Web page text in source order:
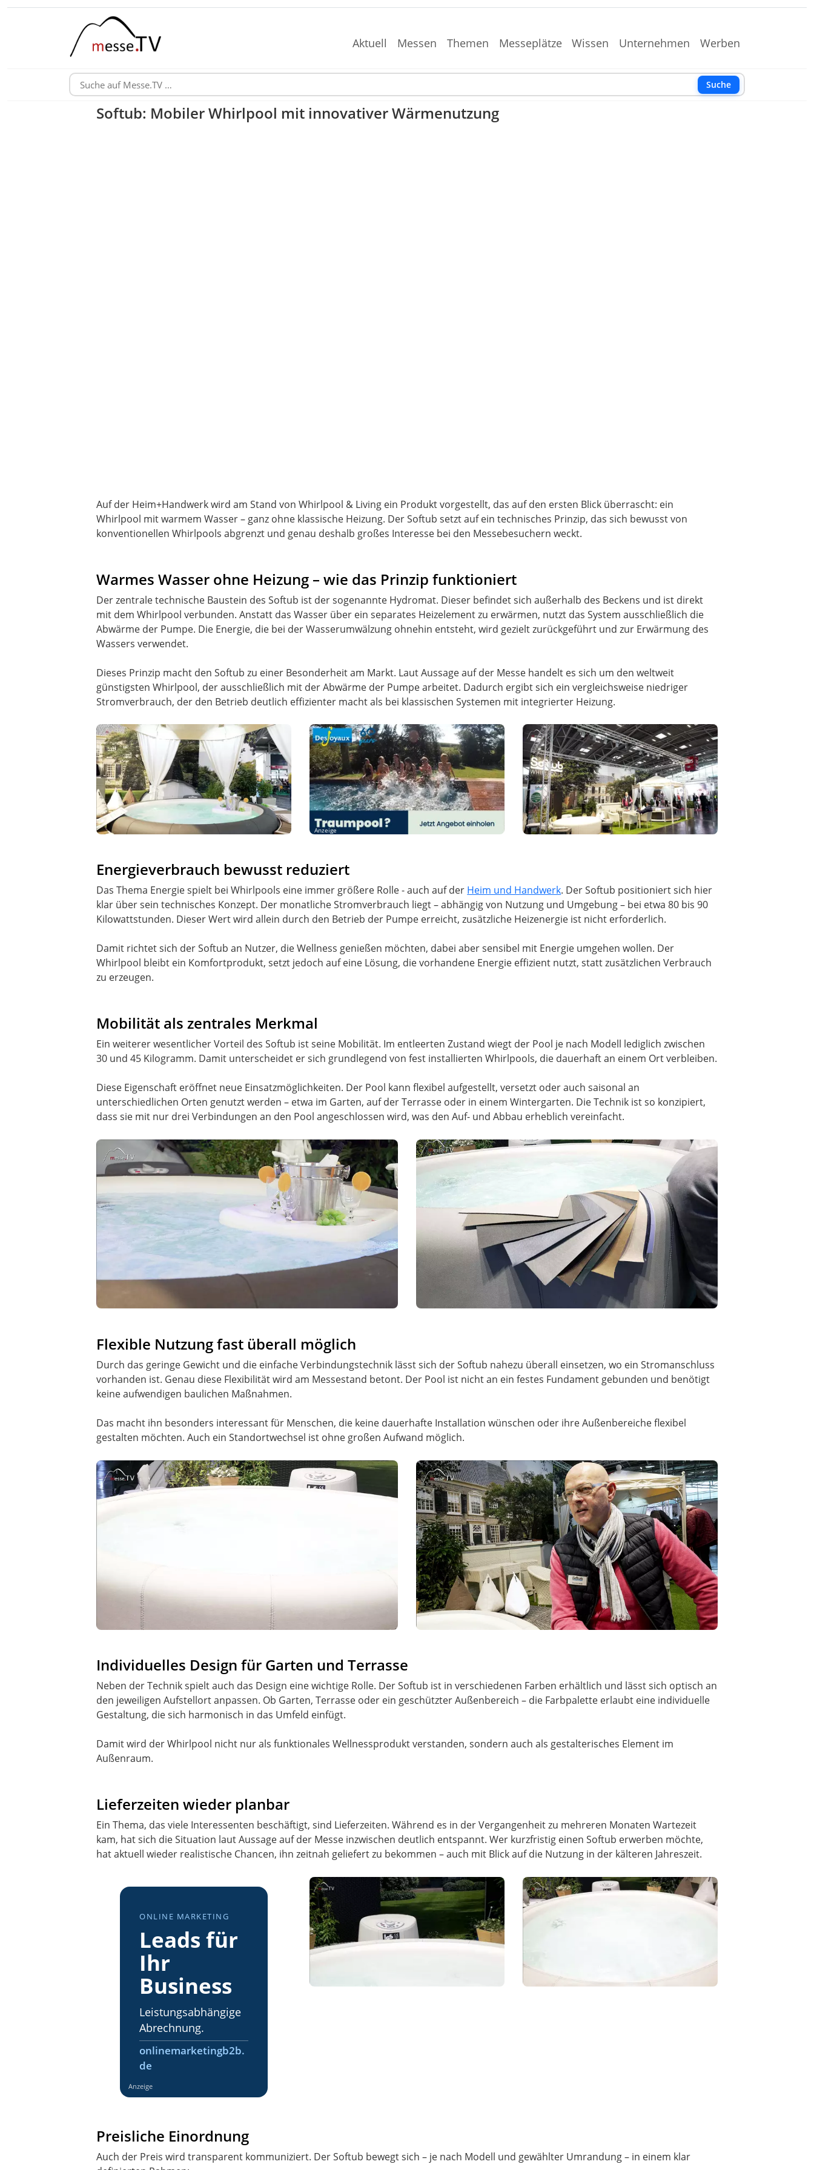
Aktuell Messen Themen Messeplätze Wissen Unternehmen Werben
Suche
Softub: Mobiler Whirlpool mit innovativer Wärmenutzung
Auf der Heim+Handwerk wird am Stand von Whirlpool & Living ein Produkt vorgestellt, das auf den ersten Blick überrascht: ein
Whirlpool mit warmem Wasser – ganz ohne klassische Heizung. Der Softub setzt auf ein technisches Prinzip, das sich bewusst von
konventionellen Whirlpools abgrenzt und genau deshalb großes Interesse bei den Messebesuchern weckt.
Warmes Wasser ohne Heizung – wie das Prinzip funktioniert
Der zentrale technische Baustein des Softub ist der sogenannte Hydromat. Dieser befindet sich außerhalb des Beckens und ist direkt
mit dem Whirlpool verbunden. Anstatt das Wasser über ein separates Heizelement zu erwärmen, nutzt das System ausschließlich die
Abwärme der Pumpe. Die Energie, die bei der Wasserumwälzung ohnehin entsteht, wird gezielt zurückgeführt und zur Erwärmung des
Wassers verwendet.
Dieses Prinzip macht den Softub zu einer Besonderheit am Markt. Laut Aussage auf der Messe handelt es sich um den weltweit
günstigsten Whirlpool, der ausschließlich mit der Abwärme der Pumpe arbeitet. Dadurch ergibt sich ein vergleichsweise niedriger
Stromverbrauch, der den Betrieb deutlich effizienter macht als bei klassischen Systemen mit integrierter Heizung.
Anzeige
Energieverbrauch bewusst reduziert
Das Thema Energie spielt bei Whirlpools eine immer größere Rolle - auch auf der Heim und Handwerk. Der Softub positioniert sich hier
klar über sein technisches Konzept. Der monatliche Stromverbrauch liegt – abhängig von Nutzung und Umgebung – bei etwa 80 bis 90
Kilowattstunden. Dieser Wert wird allein durch den Betrieb der Pumpe erreicht, zusätzliche Heizenergie ist nicht erforderlich.
Damit richtet sich der Softub an Nutzer, die Wellness genießen möchten, dabei aber sensibel mit Energie umgehen wollen. Der
Whirlpool bleibt ein Komfortprodukt, setzt jedoch auf eine Lösung, die vorhandene Energie effizient nutzt, statt zusätzlichen Verbrauch
zu erzeugen.
Mobilität als zentrales Merkmal
Ein weiterer wesentlicher Vorteil des Softub ist seine Mobilität. Im entleerten Zustand wiegt der Pool je nach Modell lediglich zwischen
30 und 45 Kilogramm. Damit unterscheidet er sich grundlegend von fest installierten Whirlpools, die dauerhaft an einem Ort verbleiben.
Diese Eigenschaft eröffnet neue Einsatzmöglichkeiten. Der Pool kann flexibel aufgestellt, versetzt oder auch saisonal an
unterschiedlichen Orten genutzt werden – etwa im Garten, auf der Terrasse oder in einem Wintergarten. Die Technik ist so konzipiert,
dass sie mit nur drei Verbindungen an den Pool angeschlossen wird, was den Auf- und Abbau erheblich vereinfacht.
Flexible Nutzung fast überall möglich
Durch das geringe Gewicht und die einfache Verbindungstechnik lässt sich der Softub nahezu überall einsetzen, wo ein Stromanschluss
vorhanden ist. Genau diese Flexibilität wird am Messestand betont. Der Pool ist nicht an ein festes Fundament gebunden und benötigt
keine aufwendigen baulichen Maßnahmen.
Das macht ihn besonders interessant für Menschen, die keine dauerhafte Installation wünschen oder ihre Außenbereiche flexibel
gestalten möchten. Auch ein Standortwechsel ist ohne großen Aufwand möglich.
Individuelles Design für Garten und Terrasse
Neben der Technik spielt auch das Design eine wichtige Rolle. Der Softub ist in verschiedenen Farben erhältlich und lässt sich optisch an
den jeweiligen Aufstellort anpassen. Ob Garten, Terrasse oder ein geschützter Außenbereich – die Farbpalette erlaubt eine individuelle
Gestaltung, die sich harmonisch in das Umfeld einfügt.
Damit wird der Whirlpool nicht nur als funktionales Wellnessprodukt verstanden, sondern auch als gestalterisches Element im
Außenraum.
Lieferzeiten wieder planbar
Ein Thema, das viele Interessenten beschäftigt, sind Lieferzeiten. Während es in der Vergangenheit zu mehreren Monaten Wartezeit
kam, hat sich die Situation laut Aussage auf der Messe inzwischen deutlich entspannt. Wer kurzfristig einen Softub erwerben möchte,
hat aktuell wieder realistische Chancen, ihn zeitnah geliefert zu bekommen – auch mit Blick auf die Nutzung in der kälteren Jahreszeit.
ONLINE MARKETING
Leads für
Ihr
Business
Leistungsabhängige
Abrechnung.
onlinemarketingb2b.
de
Anzeige
Preisliche Einordnung
Auch der Preis wird transparent kommuniziert. Der Softub bewegt sich – je nach Modell und gewählter Umrandung – in einem klar